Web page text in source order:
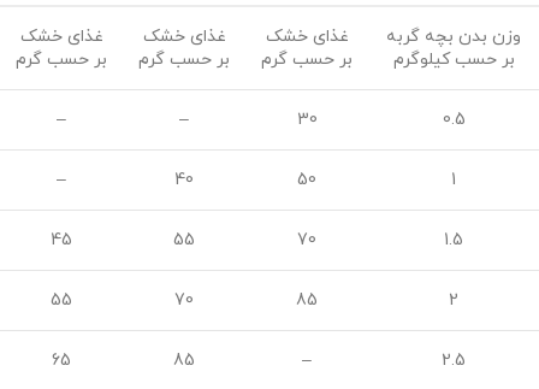
وزن بدن بچه گربه
بر حسب کیلوگرم
غذای خشک
بر حسب گرم
غذای خشک
بر حسب گرم
غذای خشک
بر حسب گرم
0.5
30
–
–
1
50
40
–
1.5
70
55
45
2
85
70
55
2.5
–
85
65